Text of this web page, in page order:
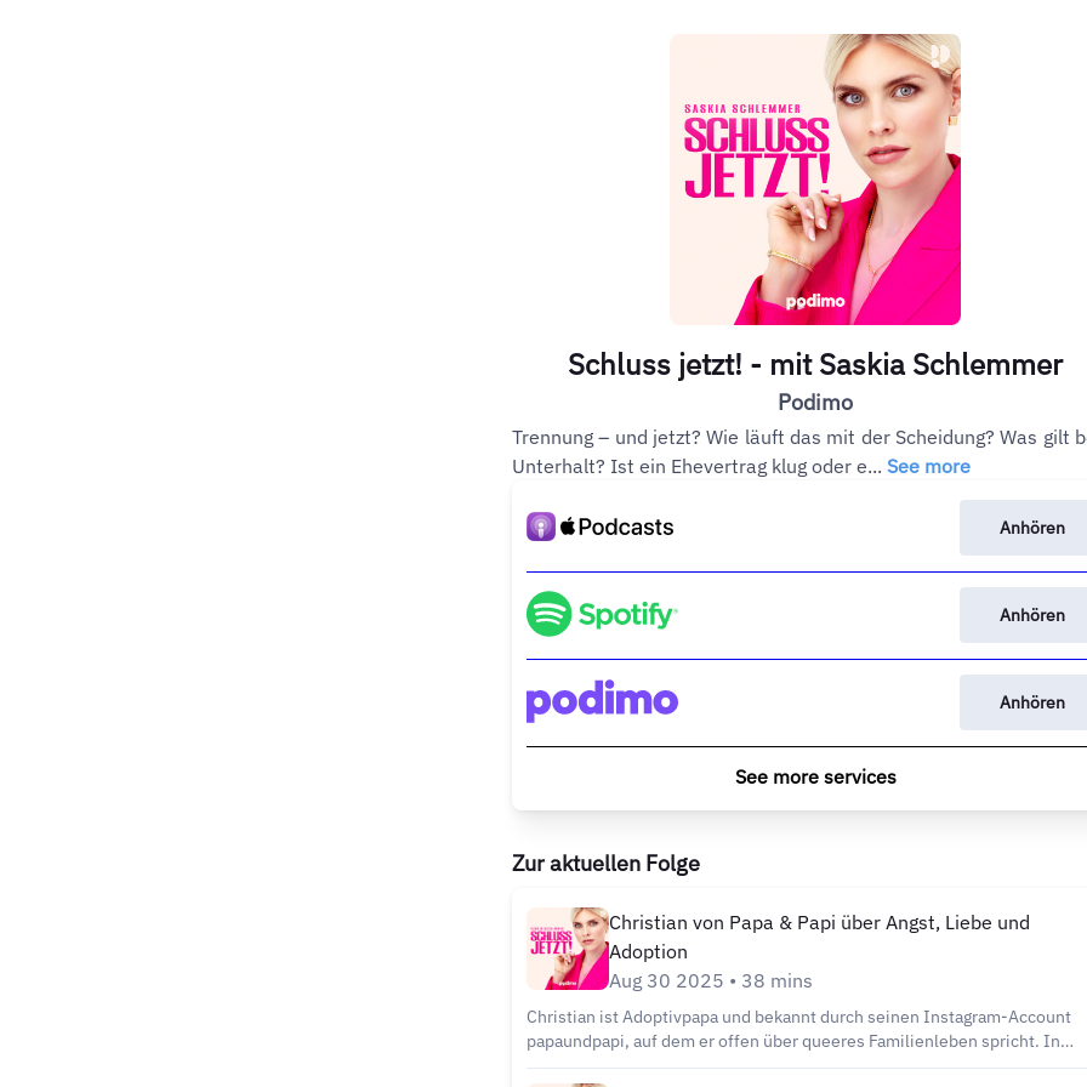
Schluss jetzt! - mit Saskia Schlemmer
Podimo
Trennung – und jetzt? Wie läuft das mit der Scheidung? Was gilt
Unterhalt? Ist ein Ehevertrag klug oder e... See more
Anhören
Anhören
Anhören
See more services
Zur aktuellen Folge
Christian von Papa & Papi über Angst, Liebe und
Adoption
Aug 30 2025 • 38 mins
Christian ist Adoptivpapa und bekannt durch seinen Instagram-Account
papaundpapi, auf dem er offen über queeres Familienleben spricht. In
dieser Folge erzählt er Saskia, wie belastend der Weg zur Adoption für ihn